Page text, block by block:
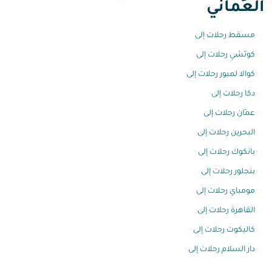
العُماني
مسقط رحلات إلى
كوتشي رحلات إلى
كوالا لمبور رحلات إلى
دكا رحلات إلى
عمّان رحلات إلى
البحرين رحلات إلى
بانكوك رحلات إلى
بنجلور رحلات إلى
مومباي رحلات إلى
القاهرة رحلات إلى
كاليكوت رحلات إلى
دار السلام رحلات إلى